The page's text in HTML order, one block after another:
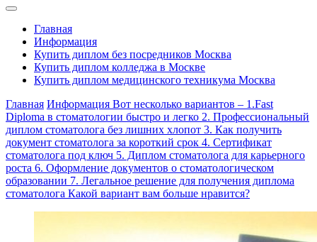
Главная
Информация
Купить диплом без посредников Москва
Купить диплом колледжа в Москве
Купить диплом медицинского техникума Москва
Главная Информация Вот несколько вариантов – 1.Fast
Diploma в стоматологии быстро и легко 2. Профессиональный
диплом стоматолога без лишних хлопот 3. Как получить
документ стоматолога за короткий срок 4. Сертификат
стоматолога под ключ 5. Диплом стоматолога для карьерного
роста 6. Оформление документов о стоматологическом
образовании 7. Легальное решение для получения диплома
стоматолога Какой вариант вам больше нравится?